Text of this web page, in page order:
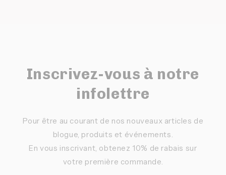
Inscrivez-vous à notre
infolettre
Pour être au courant de nos nouveaux articles de
blogue, produits et événements.
En vous inscrivant, obtenez 10% de rabais sur
votre première commande.